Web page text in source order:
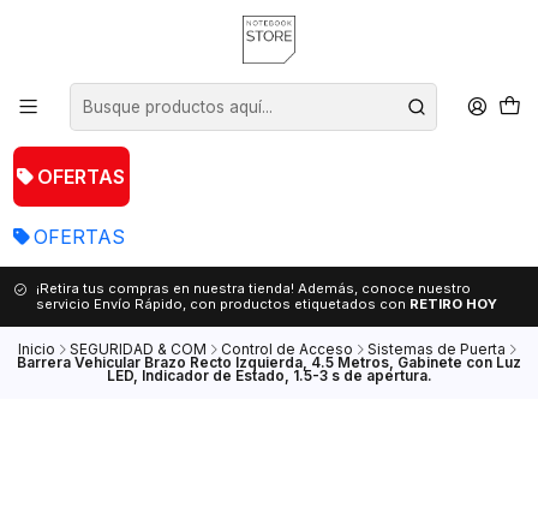
OFERTAS
OFERTAS
¡Retira tus compras en nuestra tienda! Además, conoce nuestro
servicio Envío Rápido, con productos etiquetados con RETIRO HOY
Inicio SEGURIDAD & COM Control de Acceso Sistemas de Puerta
Barrera Vehicular Brazo Recto Izquierda, 4.5 Metros, Gabinete con Luz
LED, Indicador de Estado, 1.5-3 s de apertura.